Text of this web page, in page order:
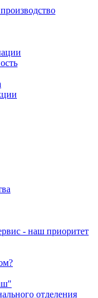
- наш приоритет
отделения